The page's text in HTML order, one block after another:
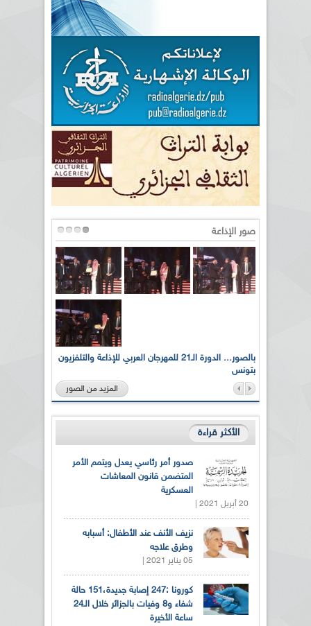
صور الإذاعة
بالصور... الدورة الـ21 للمهرجان العربي للإذاعة والتلفزيون
بتونس
المزيد من الصور
الأكثر قراءة
صدور أمر رئاسي يعدل ويتمم الأمر
المتضمن قانون المعاشات
العسكرية
20 أبريل 2021 |
نزيف الأنف عند الأطفال: أسبابه
وطرق علاجه
05 يناير 2021 |
كورونا :247 إصابة جديدة،151 حالة
شفاء و8 وفيات بالجزائر خلال الـ24
ساعة الأخيرة